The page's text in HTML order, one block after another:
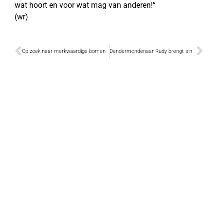
wat hoort en voor wat mag van anderen!”
(wr)
Op zoek naar merkwaardige bomen Dendermondenaar Rudy brengt singles samen